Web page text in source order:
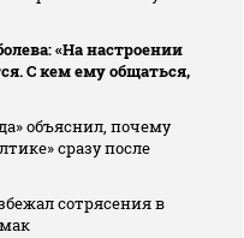
«На настроении
С кем ему общаться,
объяснил, почему
сразу после
сотрясения в